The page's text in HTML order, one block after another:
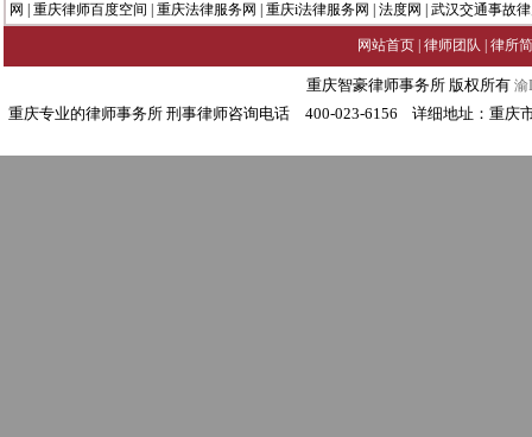
网
|重庆律师百度空间 |重庆法律服务网 |重庆i法律服务网 |法度网 |武汉交通事故
网站首页 律师团队 律所
重庆智豪律师事务所 版权所有渝
重庆专业的律师事务所 刑事律师咨询电话 400-023-6156 详细地址：重